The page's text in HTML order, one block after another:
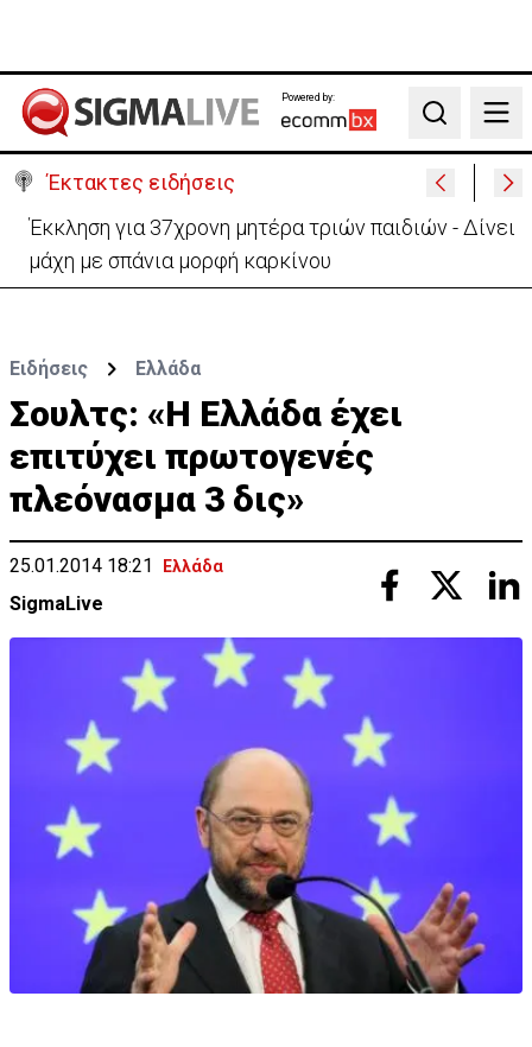
Powered by:
Search
Έκτακτες ειδήσεις
Στο «κίτρινο» η Κύπρος- Νέα προειδοποίηση για
εξαιρετικά υψηλές θερμοκρασίες
Ειδήσεις Ελλάδα
Σουλτς: «Η Ελλάδα έχει
επιτύχει πρωτογενές
πλεόνασμα 3 δις»
25.01.2014 18:21 Ελλάδα
SigmaLive